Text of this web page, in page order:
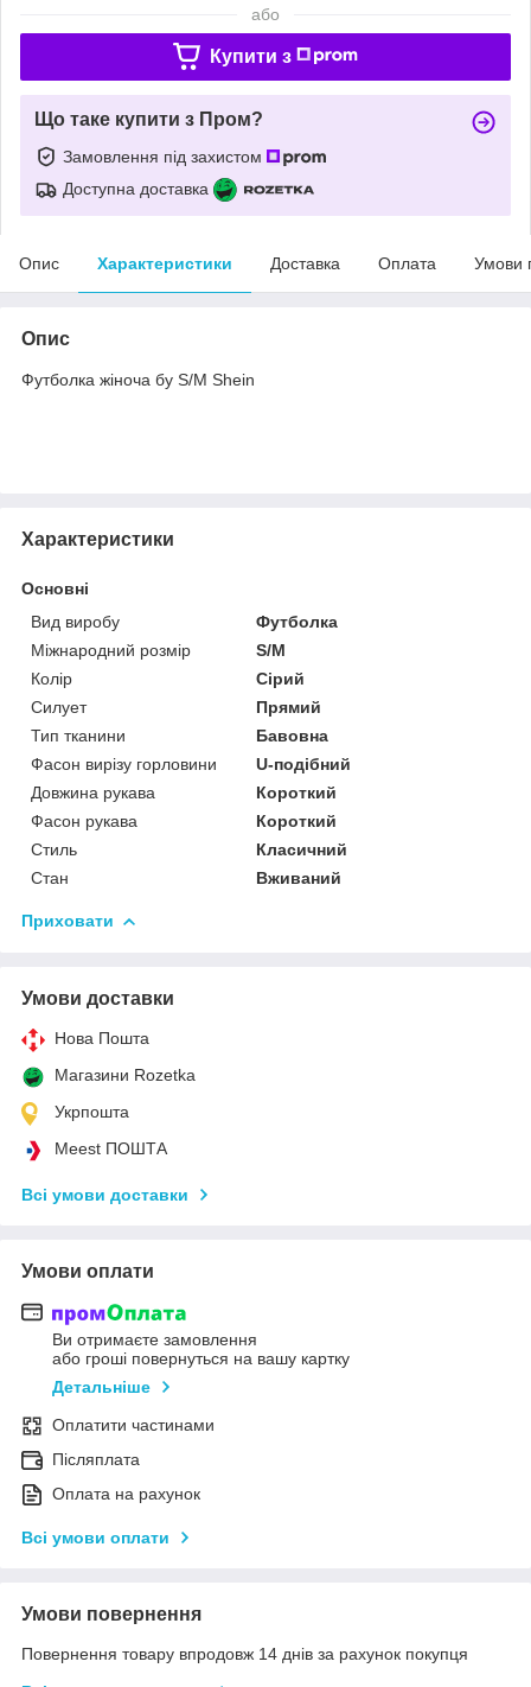
або
Купити з
Що таке купити з Пром?
Замовлення під захистом
Доступна доставка
Опис Характеристики Доставка Оплата Умови
Опис
Футболка жіноча бу S/M Shein
Характеристики
Основні
Вид виробу
Футболка
Міжнародний розмір
S/M
Колір
Сірий
Силует
Прямий
Тип тканини
Бавовна
Фасон вирізу горловини
U-подібний
Довжина рукава
Короткий
Фасон рукава
Короткий
Стиль
Класичний
Стан
Вживаний
Приховати
Умови доставки
Нова Пошта
Магазини Rozetka
Укрпошта
Meest ПОШТА
Всі умови доставки
Умови оплати
Ви отримаєте замовлення
або гроші повернуться на вашу картку
Детальніше
Оплатити частинами
Післяплата
Оплата на рахунок
Всі умови оплати
Умови повернення
Повернення товару впродовж 14 днів за рахунок покупця